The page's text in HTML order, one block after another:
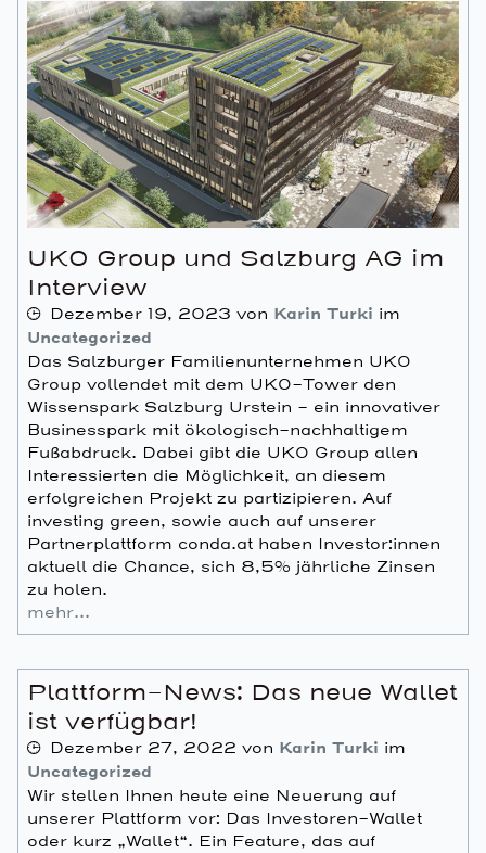
UKO Group und Salzburg AG im
Interview
Dezember 19, 2023 von Karin Turki im
Uncategorized
Das Salzburger Familienunternehmen UKO
Group vollendet mit dem UKO-Tower den
Wissenspark Salzburg Urstein – ein innovativer
Businesspark mit ökologisch-nachhaltigem
Fußabdruck. Dabei gibt die UKO Group allen
Interessierten die Möglichkeit, an diesem
erfolgreichen Projekt zu partizipieren. Auf
investing green, sowie auch auf unserer
Partnerplattform conda.at haben Investor:innen
aktuell die Chance, sich 8,5% jährliche Zinsen
zu holen.
mehr…
Plattform-News: Das neue Wallet
ist verfügbar!
Dezember 27, 2022 von Karin Turki im
Uncategorized
Wir stellen Ihnen heute eine Neuerung auf
unserer Plattform vor: Das Investoren-Wallet
oder kurz „Wallet“. Ein Feature, das auf